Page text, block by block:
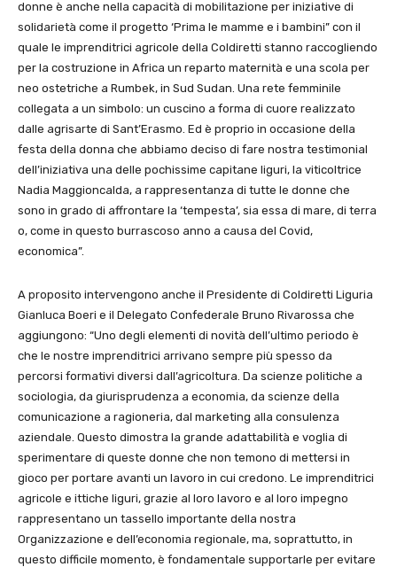
donne è anche nella capacità di mobilitazione per iniziative di
solidarietà come il progetto ‘Prima le mamme e i bambini” con il
quale le imprenditrici agricole della Coldiretti stanno raccogliendo
per la costruzione in Africa un reparto maternità e una scola per
neo ostetriche a Rumbek, in Sud Sudan. Una rete femminile
collegata a un simbolo: un cuscino a forma di cuore realizzato
dalle agrisarte di Sant’Erasmo. Ed è proprio in occasione della
festa della donna che abbiamo deciso di fare nostra testimonial
dell’iniziativa una delle pochissime capitane liguri, la viticoltrice
Nadia Maggioncalda, a rappresentanza di tutte le donne che
sono in grado di affrontare la ‘tempesta’, sia essa di mare, di terra
o, come in questo burrascoso anno a causa del Covid,
economica”.
A proposito intervengono anche il Presidente di Coldiretti Liguria
Gianluca Boeri e il Delegato Confederale Bruno Rivarossa che
aggiungono: “Uno degli elementi di novità dell’ultimo periodo è
che le nostre imprenditrici arrivano sempre più spesso da
percorsi formativi diversi dall’agricoltura. Da scienze politiche a
sociologia, da giurisprudenza a economia, da scienze della
comunicazione a ragioneria, dal marketing alla consulenza
aziendale. Questo dimostra la grande adattabilità e voglia di
sperimentare di queste donne che non temono di mettersi in
gioco per portare avanti un lavoro in cui credono. Le imprenditrici
agricole e ittiche liguri, grazie al loro lavoro e al loro impegno
rappresentano un tassello importante della nostra
Organizzazione e dell’economia regionale, ma, soprattutto, in
questo difficile momento, è fondamentale supportarle per evitare